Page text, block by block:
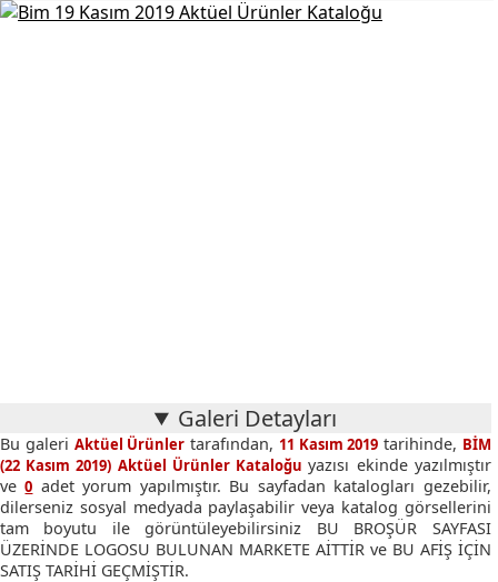
Galeri Detayları
Bu galeri Aktüel Ürünler tarafından, 11 Kasım 2019 tarihinde, BİM
(22 Kasım 2019) Aktüel Ürünler Kataloğuyazısı ekinde yazılmıştır
ve0 adet yorum yapılmıştır. Bu sayfadan katalogları gezebilir,
dilerseniz sosyal medyada paylaşabilir veya katalog görsellerini
tam boyutu ile görüntüleyebilirsiniz BU BROŞÜR SAYFASI
ÜZERİNDE LOGOSU BULUNAN MARKETE AİTTİR ve BU AFİŞ İÇİN
SATIŞ TARİHİ GEÇMİŞTİR.